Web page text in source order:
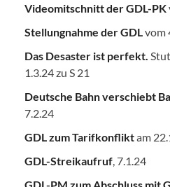
Videomitschnitt der GDL-PK
Stellungnahme der GDL vom
Das Desaster ist perfekt.
1.3.24 zu S 21
Deutsche Bahn verschiebt
7.2.24
GDL zum Tarifkonfliktam
GDL-Streikaufruf , 7.1.24
GDL-PM zum Abschluss mit